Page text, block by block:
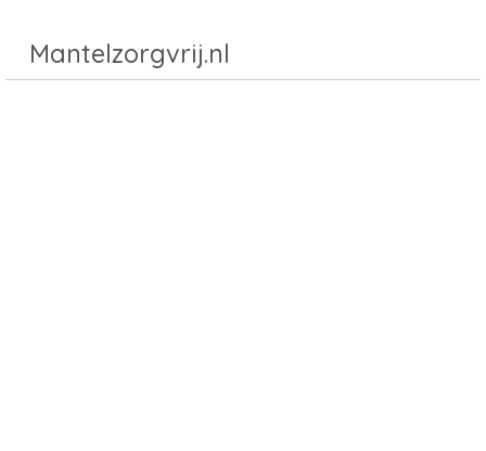
Mantelzorgvrij.nl